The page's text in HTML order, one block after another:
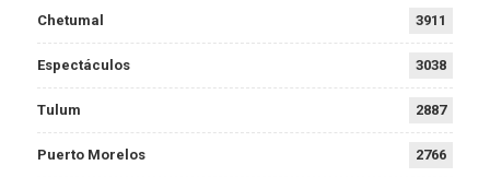
Chetumal 3911
Espectáculos 3038
Tulum 2887
Puerto Morelos 2766